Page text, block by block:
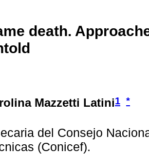
death.
Mazzetti Latini1 *
del Consejo
(Conicef).